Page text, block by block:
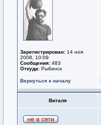
Зарегистрирован: 14 ноя
2008, 10:09
Сообщения: 483
Откуда: Рыбинск
Вернуться к началу
Виталя